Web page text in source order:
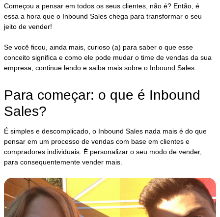
Começou a pensar em todos os seus clientes, não é? Então, é
essa a hora que o Inbound Sales chega para transformar o seu
jeito de vender!
Se você ficou, ainda mais, curioso (a) para saber o que esse
conceito significa e como ele pode mudar o time de vendas da sua
empresa, continue lendo e saiba mais sobre o Inbound Sales.
Para começar: o que é Inbound
Sales?
É simples e descomplicado, o Inbound Sales nada mais é do que
pensar em um processo de vendas com base em clientes e
compradores individuais. É personalizar o seu modo de vender,
para consequentemente vender mais.